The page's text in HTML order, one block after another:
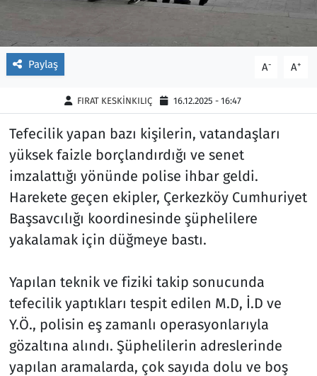
Paylaş A- A+
FIRAT KESKİNKILIÇ 16.12.2025 - 16:47
Tefecilik yapan bazı kişilerin, vatandaşları
yüksek faizle borçlandırdığı ve senet
imzalattığı yönünde polise ihbar geldi.
Harekete geçen ekipler, Çerkezköy Cumhuriyet
Başsavcılığı koordinesinde şüphelilere
yakalamak için düğmeye bastı.
Yapılan teknik ve fiziki takip sonucunda
tefecilik yaptıkları tespit edilen M.D, İ.D ve
Y.Ö., polisin eş zamanlı operasyonlarıyla
gözaltına alındı. Şüphelilerin adreslerinde
yapılan aramalarda, çok sayıda dolu ve boş
Yazarlar
Malkara
Marmaraereğlisi
Sağlık
Saray
Şarköy
Siyaset
Spor
Süleymanpaşa
Tekirdağ